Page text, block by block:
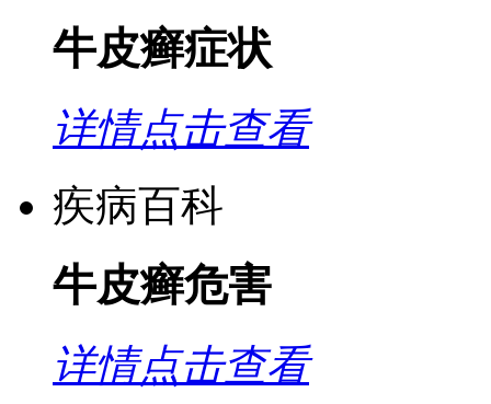
牛皮癣症状
详情点击查看
疾病百科
牛皮癣危害
详情点击查看